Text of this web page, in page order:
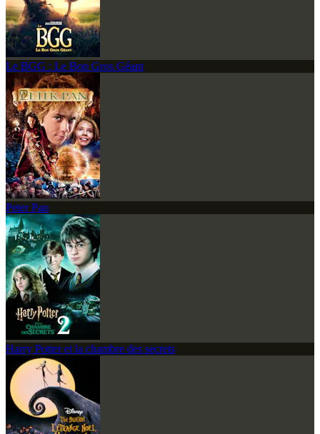
Le BGG : Le Bon Gros Géant
Peter Pan
Harry Potter et la chambre des secrets